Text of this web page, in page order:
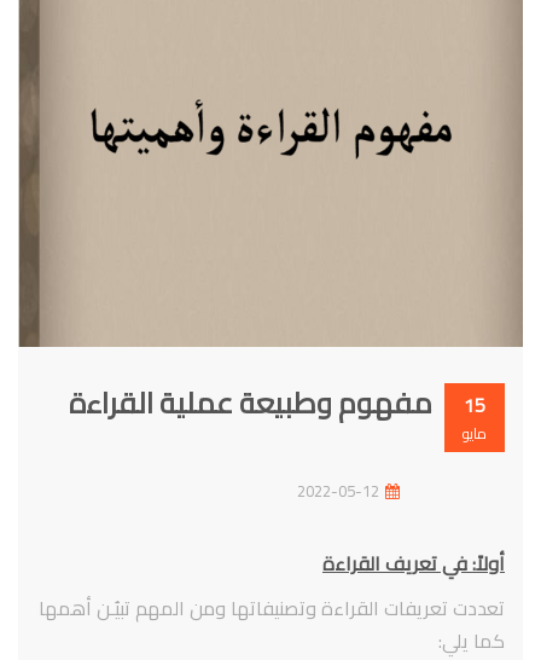
15
مايو
مفهوم وطبيعة عملية القراءة
2022-05-12
أولاً: في تعريف القراءة
تعددت تعريفات القراءة وتصنيفاتها ومن المهم تبيُـن أهمها
كما يلي: